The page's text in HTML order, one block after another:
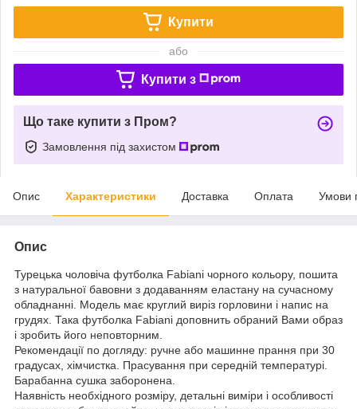
Купити
або
Купити з
Що таке купити з Пром?
Замовлення під захистом
Опис Характеристики Доставка Оплата Умови
Опис
Турецька чоловіча футболка Fabianі чорного кольору, пошита
з натуральної бавовни з додаванням еластану на сучасному
обладнанні. Модель має круглий виріз горловини і напис на
грудях. Така футболка Fabianі доповнить обраний Вами образ
і зробить його неповторним.
Рекомендації по догляду: ручне або машинне прання при 30
градусах, хімчистка. Прасування при середній температурі.
Барабанна сушка заборонена.
Наявність необхідного розміру, детальні виміри і особливості